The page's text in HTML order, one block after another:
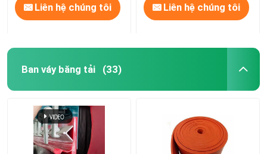
Liên hệ chúng tôi Liên hệ chúng tôi
Ban váy băng tải (33)